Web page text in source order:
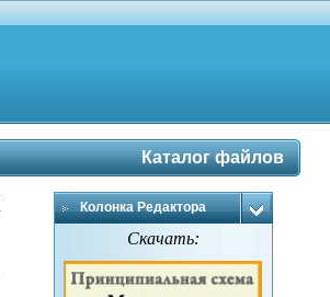
Каталог файлов
Колонка Редактора
Скачать: